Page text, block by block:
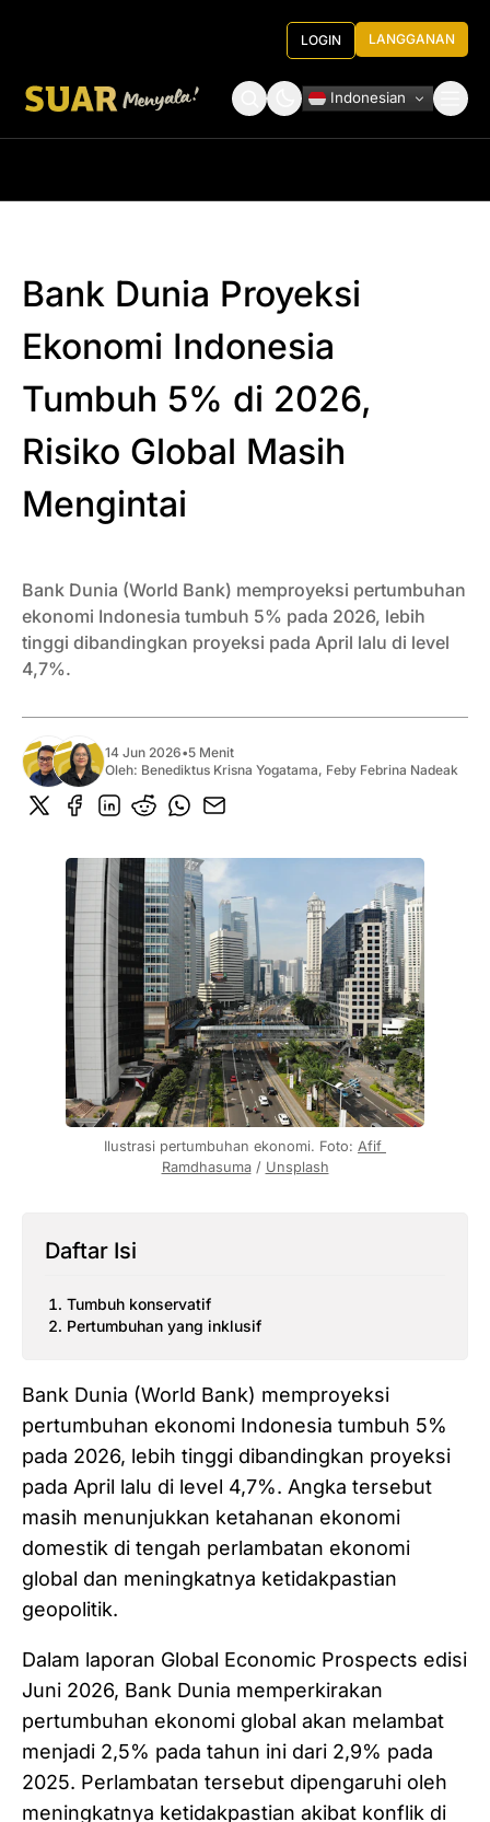
LOGIN LANGGANAN
Indonesian
Bank Dunia Proyeksi
Ekonomi Indonesia
Tumbuh 5% di 2026,
Risiko Global Masih
Mengintai
Bank Dunia (World Bank) memproyeksi pertumbuhan
ekonomi Indonesia tumbuh 5% pada 2026, lebih
tinggi dibandingkan proyeksi pada April lalu di level
4,7%.
14 Jun 2026•5 Menit
Oleh: Benediktus Krisna Yogatama, Feby Febrina Nadeak
Ilustrasi pertumbuhan ekonomi. Foto: Afif
Ramdhasuma / Unsplash
Daftar Isi
Tumbuh konservatif
Pertumbuhan yang inklusif
Bank Dunia (World Bank) memproyeksi
pertumbuhan ekonomi Indonesia tumbuh 5%
pada 2026, lebih tinggi dibandingkan proyeksi
pada April lalu di level 4,7%. Angka tersebut
masih menunjukkan ketahanan ekonomi
domestik di tengah perlambatan ekonomi
global dan meningkatnya ketidakpastian
geopolitik.
Dalam laporan Global Economic Prospects edisi
Juni 2026, Bank Dunia memperkirakan
pertumbuhan ekonomi global akan melambat
menjadi 2,5% pada tahun ini dari 2,9% pada
2025. Perlambatan tersebut dipengaruhi oleh
meningkatnya ketidakpastian akibat konflik di